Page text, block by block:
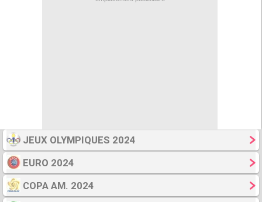
JEUX OLYMPIQUES 2024
EURO 2024
COPA AM. 2024